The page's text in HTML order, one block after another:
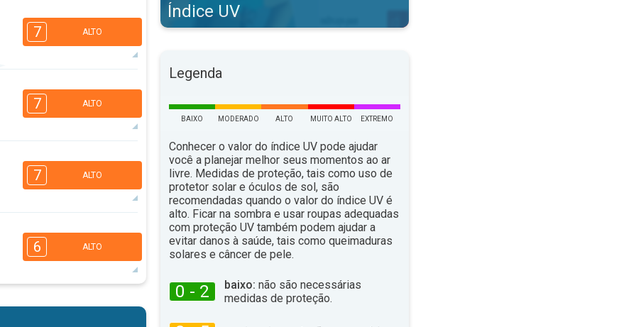
7 ALTO
2
16:00
34°máx
7 ALTO
4
16:00
3
35°máx
7 ALTO
4
16:00
3
36°máx
6 ALTO
3
2
Índice UV
Legenda
BAIXO MODERADO ALTO MUITO ALTO EXTREMO
Conhecer o valor do índice UV pode ajudar
você a planejar melhor seus momentos ao ar
livre. Medidas de proteção, tais como uso de
protetor solar e óculos de sol, são
recomendadas quando o valor do índice UV é
alto. Ficar na sombra e usar roupas adequadas
com proteção UV também podem ajudar a
evitar danos à saúde, tais como queimaduras
solares e câncer de pele.
0 - 2 baixo: não são necessárias
medidas de proteção.